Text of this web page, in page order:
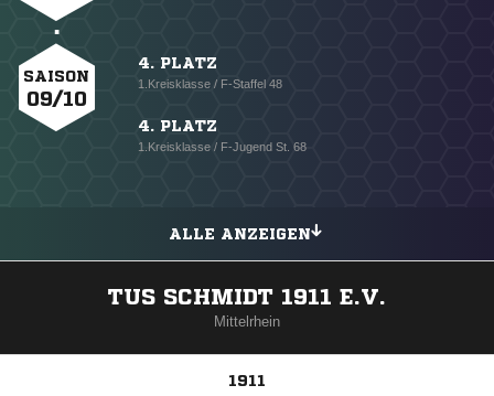
SAISON
09/10
4. PLATZ
1.Kreisklasse / F-Staffel 48
4. PLATZ
1.Kreisklasse / F-Jugend St. 68
ALLE ANZEIGEN
TUS SCHMIDT 1911 E.V.
Mittelrhein
1911